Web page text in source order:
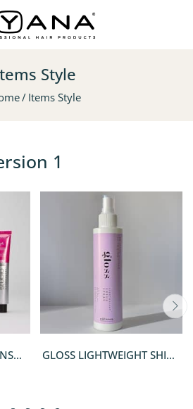
Style
Items Style
1
GLOSS LIGHTWEIGHT SHINE